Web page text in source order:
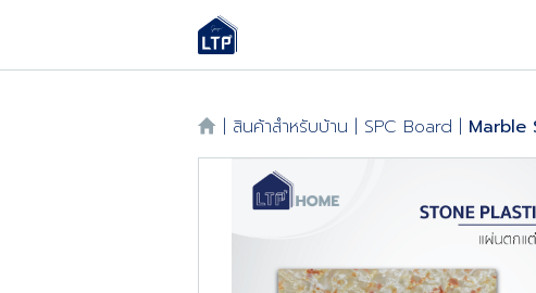
| สินค้าสำหรับบ้าน | SPC Board | Marble